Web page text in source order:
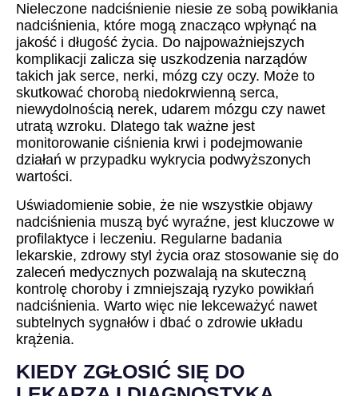
Nieleczone nadciśnienie niesie ze sobą powikłania
nadciśnienia, które mogą znacząco wpłynąć na
jakość i długość życia. Do najpoważniejszych
komplikacji zalicza się uszkodzenia narządów
takich jak serce, nerki, mózg czy oczy. Może to
skutkować chorobą niedokrwienną serca,
niewydolnością nerek, udarem mózgu czy nawet
utratą wzroku. Dlatego tak ważne jest
monitorowanie ciśnienia krwi i podejmowanie
działań w przypadku wykrycia podwyższonych
wartości.
Uświadomienie sobie, że nie wszystkie objawy
nadciśnienia muszą być wyraźne, jest kluczowe w
profilaktyce i leczeniu. Regularne badania
lekarskie, zdrowy styl życia oraz stosowanie się do
zaleceń medycznych pozwalają na skuteczną
kontrolę choroby i zmniejszają ryzyko powikłań
nadciśnienia. Warto więc nie lekceważyć nawet
subtelnych sygnałów i dbać o zdrowie układu
krążenia.
KIEDY ZGŁOSIĆ SIĘ DO